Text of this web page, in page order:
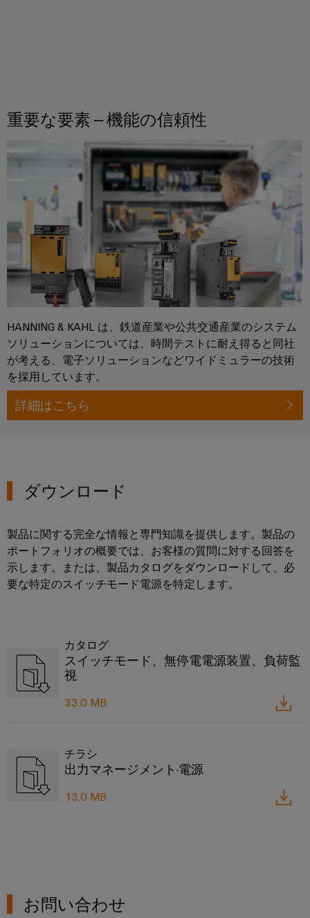
術
の
電
と
配
電
現
代
エ
ネ
ル
ギ
ー
ネ
ッ
ト
安
定
安
全
性
水
排
水
処
理
排
水
処
理
向
シ
ョ
モ
ー
ア
ス
産
業
用
サ
ー
ビ
ス
プ
ラ
ッ
ー
ム
ワ
ー
レ
イ
ス
と
セ
サ
動
重要な要素 – 機能の信頼性
HANNING & KAHL は、鉄道産業や公共交通産業のシステム
ソリューションについては、時間テストに耐え得ると同社
が考える、電子ソリューションなどワイドミュラーの技術
を採用しています。
詳細はこちら
ダウンロード
製品に関する完全な情報と専門知識を提供します。製品の
ポートフォリオの概要では、お客様の質問に対する回答を
示します。または、製品カタログをダウンロードして、必
要な特定のスイッチモード電源を特定します。
カタログ
スイッチモード、無停電電源装置、負荷監
視
33.0 MB
チラシ
出力マネージメント-電源
13.0 MB
お問い合わせ